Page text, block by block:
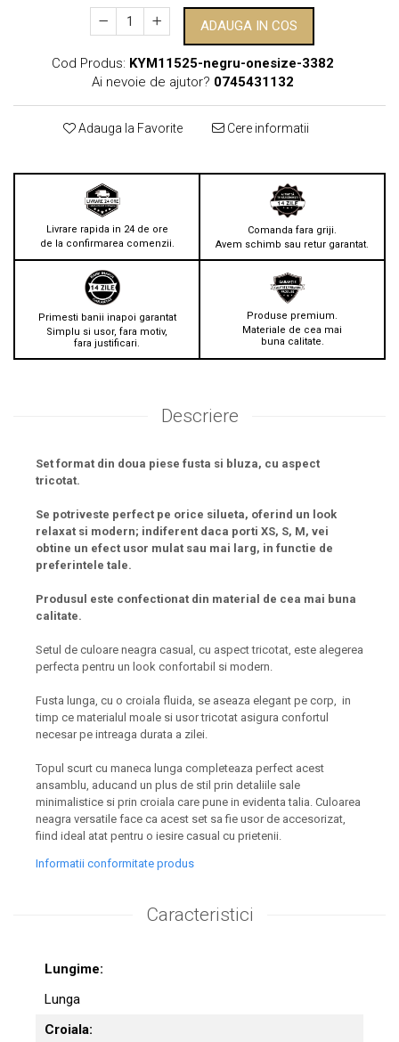
ADAUGA IN COS
Cod Produs: KYM11525-negru-onesize-3382
Ai nevoie de ajutor? 0745431132
Adauga la Favorite Cere informatii
Livrare rapida in 24 de ore
de la confirmarea comenzii.
Comanda fara griji.
Avem schimb sau retur garantat.
Primesti banii inapoi garantat
Simplu si usor, fara motiv,
fara justificari.
Produse premium.
Materiale de cea mai
buna calitate.
Descriere
Set format din doua piese fusta si bluza, cu aspect
tricotat.
Se potriveste perfect pe orice silueta, oferind un look
relaxat si modern; indiferent daca porti XS, S, M, vei
obtine un efect usor mulat sau mai larg, in functie de
preferintele tale.
Produsul este confectionat din material de cea mai buna
calitate.
Setul de culoare neagra casual, cu aspect tricotat, este alegerea
perfecta pentru un look confortabil si modern.
Fusta lunga, cu o croiala fluida, se aseaza elegant pe corp, in
timp ce materialul moale si usor tricotat asigura confortul
necesar pe intreaga durata a zilei.
Topul scurt cu maneca lunga completeaza perfect acest
ansamblu, aducand un plus de stil prin detaliile sale
minimalistice si prin croiala care pune in evidenta talia. Culoarea
neagra versatile face ca acest set sa fie usor de accesorizat,
fiind ideal atat pentru o iesire casual cu prietenii.
Informatii conformitate produs
Caracteristici
Lungime:
Lunga
Croiala: